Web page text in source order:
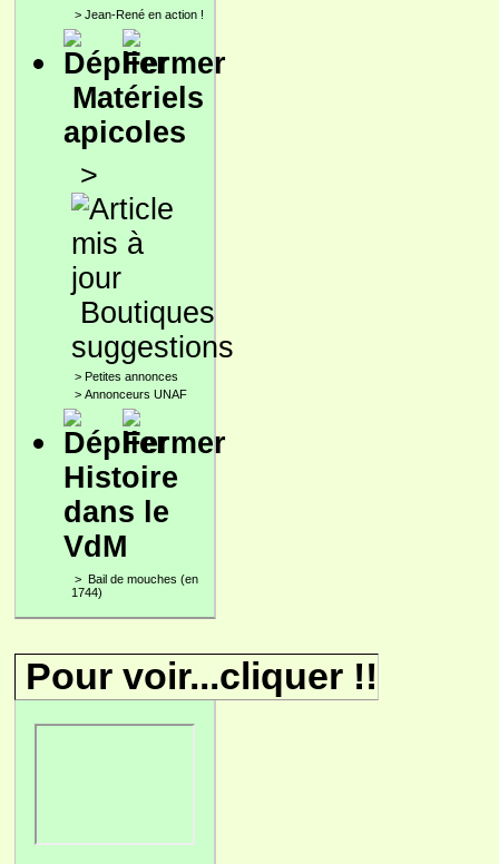
> Jean-René en action !
Matériels
apicoles
>
Boutiques
suggestions
> Petites annonces
> Annonceurs UNAF
Histoire
dans le
VdM
> Bail de mouches (en
1744)
Pour voir...cliquer !!